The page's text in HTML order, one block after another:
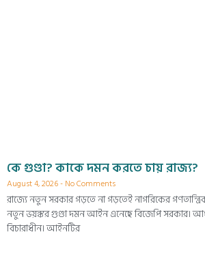
কে গুণ্ডা? কাকে দমন করতে চায় রাজ্য?
August 4, 2026 No Comments
রাজ্যে নতুন সরকার গড়তে না গড়তেই নাগরিকের
নতুন ভয়ঙ্কর গুণ্ডা দমন আইন এনেছে বিজেপি সরকার।
বিচারাধীন। আইনটির